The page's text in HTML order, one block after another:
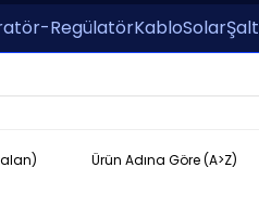
RegülatörKabloSolarŞalt
Ürün Adına Göre (A>Z)